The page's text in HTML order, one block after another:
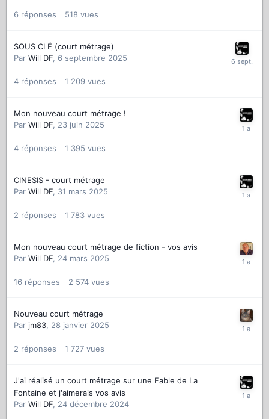
6 réponses 518 vues
SOUS CLÉ (court métrage)
Par Will DF, 6 septembre 2025
4 réponses 1 209 vues
Mon nouveau court métrage !
Par Will DF, 23 juin 2025
4 réponses 1 395 vues
CINESIS - court métrage
Par Will DF, 31 mars 2025
2 réponses 1 783 vues
Mon nouveau court métrage de fiction - vos avis
Par Will DF, 24 mars 2025
16 réponses 2 574 vues
Nouveau court métrage
Par jm83, 28 janvier 2025
2 réponses 1 727 vues
J'ai réalisé un court métrage sur une Fable de La
Fontaine et j'aimerais vos avis
Par Will DF, 24 décembre 2024